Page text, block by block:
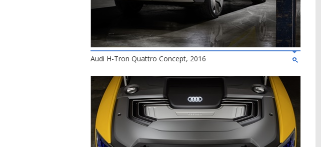
Audi H-Tron Quattro Concept, 2016